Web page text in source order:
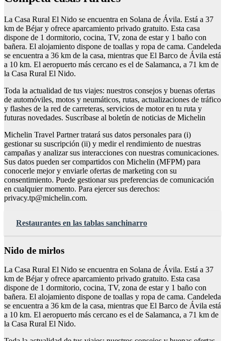
La Casa Rural El Nido se encuentra en Solana de Ávila. Está a 37
km de Béjar y ofrece aparcamiento privado gratuito. Esta casa
dispone de 1 dormitorio, cocina, TV, zona de estar y 1 baño con
bañera. El alojamiento dispone de toallas y ropa de cama. Candeleda
se encuentra a 36 km de la casa, mientras que El Barco de Ávila está
a 10 km. El aeropuerto más cercano es el de Salamanca, a 71 km de
la Casa Rural El Nido.
Toda la actualidad de tus viajes: nuestros consejos y buenas ofertas
de automóviles, motos y neumáticos, rutas, actualizaciones de tráfico
y flashes de la red de carreteras, servicios de motor en tu ruta y
futuras novedades. Suscríbase al boletín de noticias de Michelin
Michelin Travel Partner tratará sus datos personales para (i)
gestionar su suscripción (ii) y medir el rendimiento de nuestras
campañas y analizar sus interacciones con nuestras comunicaciones.
Sus datos pueden ser compartidos con Michelin (MFPM) para
conocerle mejor y enviarle ofertas de marketing con su
consentimiento. Puede gestionar sus preferencias de comunicación
en cualquier momento. Para ejercer sus derechos:
privacy.tp@michelin.com.
Restaurantes en las tablas sanchinarro
Nido de mirlos
La Casa Rural El Nido se encuentra en Solana de Ávila. Está a 37
km de Béjar y ofrece aparcamiento privado gratuito. Esta casa
dispone de 1 dormitorio, cocina, TV, zona de estar y 1 baño con
bañera. El alojamiento dispone de toallas y ropa de cama. Candeleda
se encuentra a 36 km de la casa, mientras que El Barco de Ávila está
a 10 km. El aeropuerto más cercano es el de Salamanca, a 71 km de
la Casa Rural El Nido.